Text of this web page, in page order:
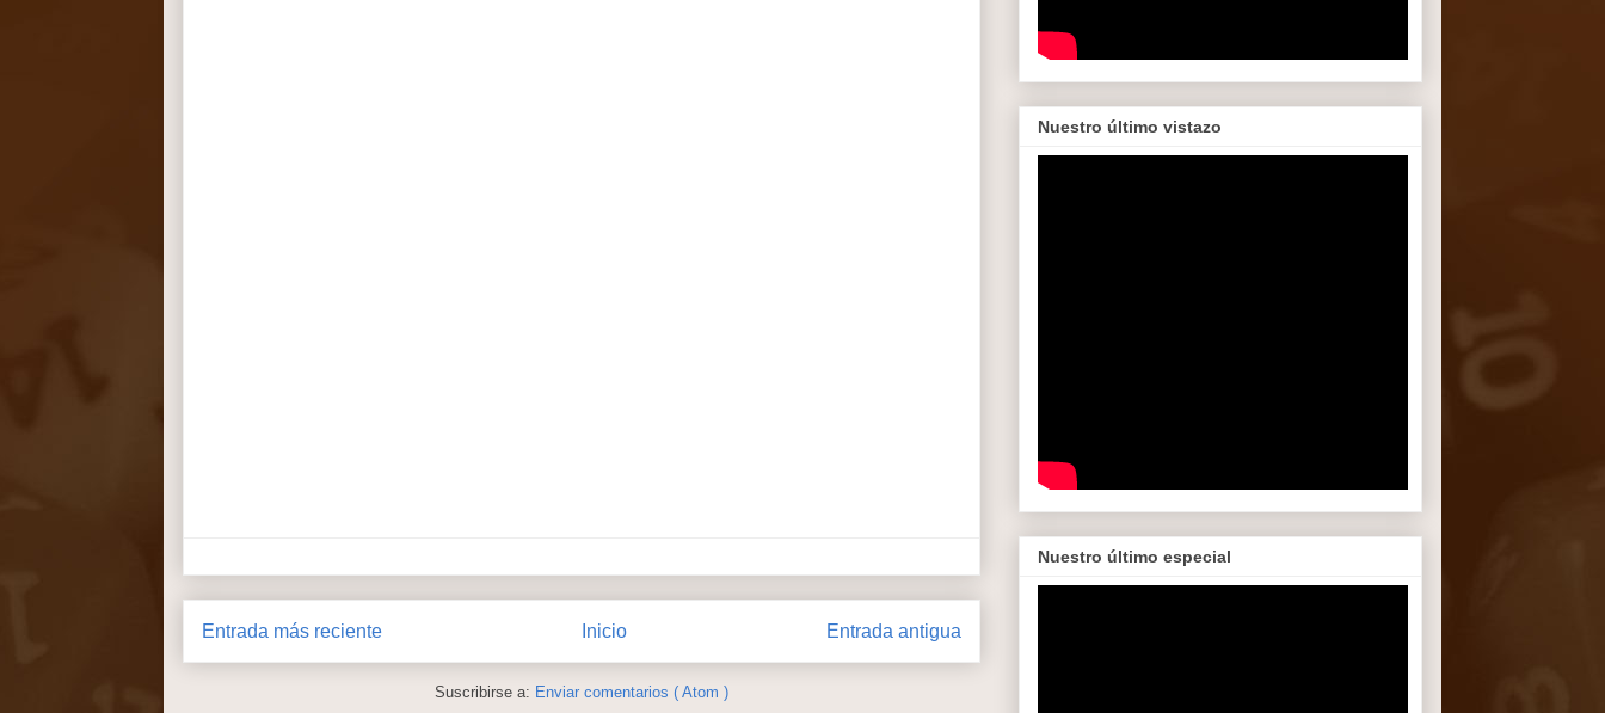
Entrada más reciente Entrada antigua
Inicio
Suscribirse a: Enviar comentarios ( Atom )
Nuestro último vistazo
Nuestro último especial